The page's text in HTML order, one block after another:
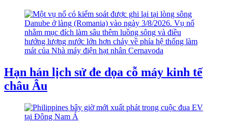
Hạn hán lịch sử đe dọa cỗ máy kinh tế
châu Âu